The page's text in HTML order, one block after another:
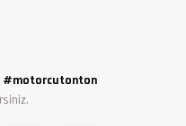
#motorcutonton